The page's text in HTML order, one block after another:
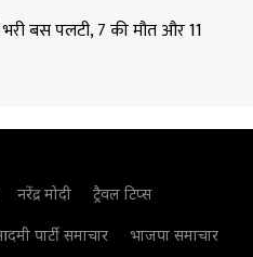
भरी बस पलटी, 7 की मौत और 11
नरेंद्र मोदी
ट्रैवल टिप्स
पार्टी समाचार
भाजपा समाचार